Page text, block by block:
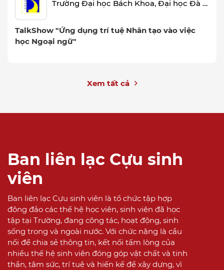
Trường Đại học Bách Khoa, Đại học Đà Nẵng
TalkShow "Ứng dụng trí tuệ Nhân tạo vào việc
học Ngoại ngữ"
Xem tất cả
Ban liên lạc Cựu sinh
viên
Ban liên lạc Cựu sinh viên là tổ chức tập hợp
đông đảo các thế hệ học viên, sinh viên đã học
tập tại Trường, đang công tác, hoạt động, sinh
sống trong và ngoài nước. Với chức năng là cầu
nối để chia sẻ thông tin, kết nối tấm lòng của
nhiều thế hệ sinh viên đóng góp vật chất và tinh
thần, tâm sức, trí tuệ và hiến kế để xây dựng, vì